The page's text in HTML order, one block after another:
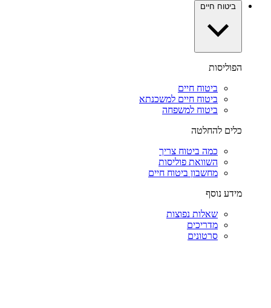
ביטוח חיים
הפוליסות
ביטוח חיים
ביטוח חיים למשכנתא
ביטוח למשפחה
כלים להחלטה
כמה ביטוח צריך
השוואת פוליסות
מחשבון ביטוח חיים
מידע נוסף
שאלות נפוצות
מדריכים
סרטונים